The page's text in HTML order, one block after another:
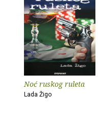
Noć ruskog ruleta
Lada Žigo